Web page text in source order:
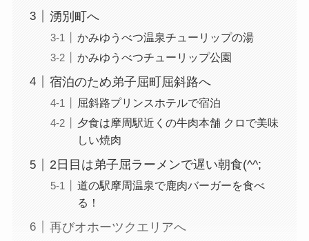
湧別町へ
かみゆうべつ温泉チューリップの湯
かみゆうべつチューリップ公園
宿泊のため弟子屈町屈斜路へ
屈斜路プリンスホテルで宿泊
夕食は摩周駅近くの牛肉本舗 クロで美味
しい焼肉
2日目は弟子屈ラーメンで遅い朝食(^^;
道の駅摩周温泉で鹿肉バーガーを食べ
る！
再びオホーツクエリアへ